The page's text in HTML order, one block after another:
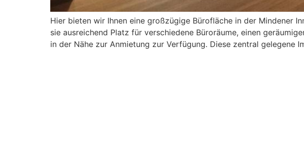
Hier bieten wir Ihnen eine großzügige Bürofläche in der Mindener
sie ausreichend Platz für verschiedene Büroräume, einen
in der Nähe zur Anmietung zur Verfügung. Diese zentral gelegene